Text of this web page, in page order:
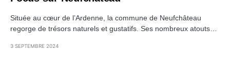
Située au cœur de l’Ardenne, la commune de Neufchâteau
regorge de trésors naturels et gustatifs. Ses nombreux atouts…
3 SEPTEMBRE 2024